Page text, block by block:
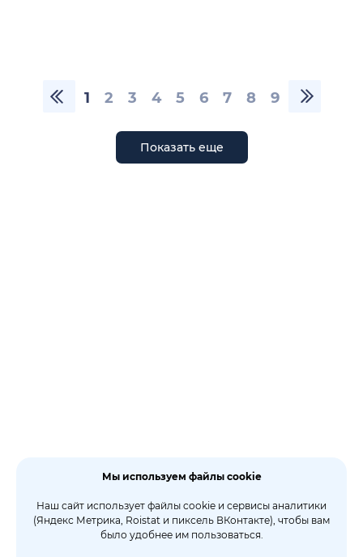
1 2 3 4 5 6 7 8 9
Показать еще
Мы используем файлы cookie
Наш сайт использует файлы cookie и сервисы аналитики
(Яндекс Метрика, Roistat и пиксель ВКонтакте), чтобы вам
было удобнее им пользоваться.